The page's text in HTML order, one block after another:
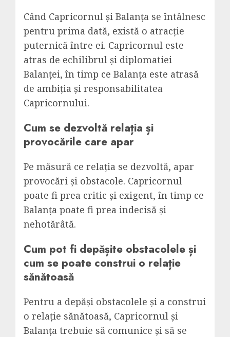
Când Capricornul și Balanța se întâlnesc
pentru prima dată, există o atracție
puternică între ei. Capricornul este
atras de echilibrul și diplomatiei
Balanței, în timp ce Balanța este atrasă
de ambiția și responsabilitatea
Capricornului.
Cum se dezvoltă relația și
provocările care apar
Pe măsură ce relația se dezvoltă, apar
provocări și obstacole. Capricornul
poate fi prea critic și exigent, în timp ce
Balanța poate fi prea indecisă și
nehotărâtă.
Cum pot fi depășite obstacolele și
cum se poate construi o relație
sănătoasă
Pentru a depăși obstacolele și a construi
o relație sănătoasă, Capricornul și
Balanța trebuie să comunice și să se